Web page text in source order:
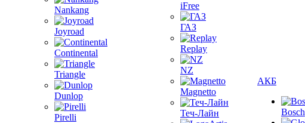
Nankang
Joyroad
Continental
Triangle
Dunlop
Pirelli
iFree
ГАЗ
Replay
NZ
Magnetto
Теч-Лайн
АКБ
Bosch